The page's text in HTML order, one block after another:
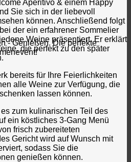
- Genießen. Die perfekte
Aperitivo & einem Happy
Sie sich in der liebevoll
können. Anschließend folgt
der ein erfahrener Sommelier
Weine präsentiert. Er erklärt
die perfekt zu den später
bereits für Ihre Feierlichkeiten
alle Weine zur Verfügung, die
lassen können.
zum kulinarischen Teil des
ein köstliches 3-Gang Menü
frisch zubereiteten
Gericht wird auf Wunsch mit
sodass Sie die
genießen können.